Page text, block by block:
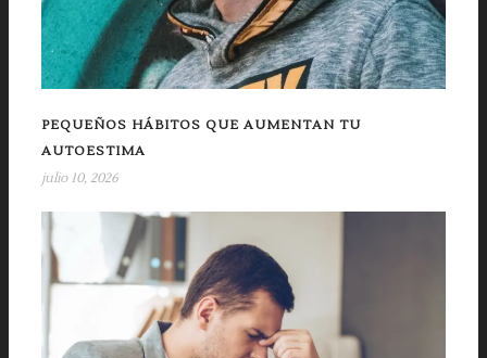
PEQUEÑOS HÁBITOS QUE AUMENTAN TU
AUTOESTIMA
julio 10, 2026